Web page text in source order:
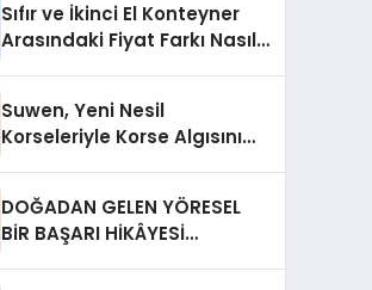
Sıfır ve İkinci El Konteyner
Arasındaki Fiyat Farkı Nasıl
Suwen, Yeni Nesil
Korseleriyle Korse Algısını
DOĞADAN GELEN YÖRESEL
BİR BAŞARI HİKÂYESİ